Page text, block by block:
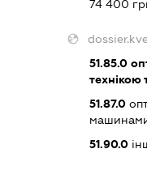
74 400
51.85.0
технікою
51.87.0
51.90.0